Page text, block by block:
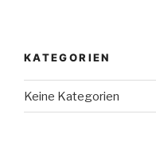
KATEGORIEN
Keine Kategorien